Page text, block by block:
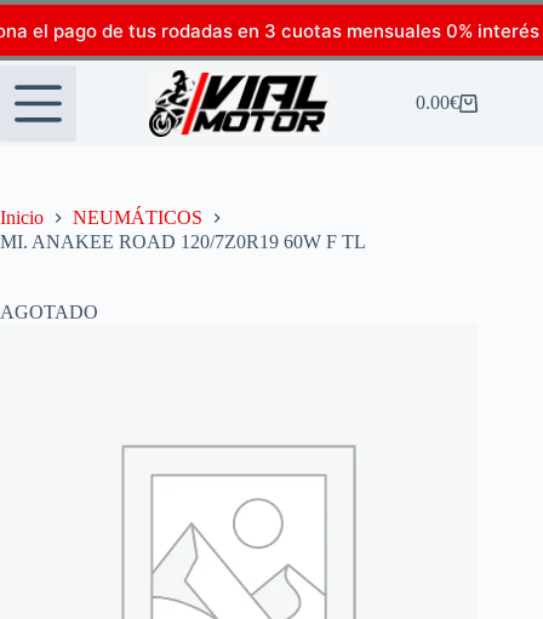
el pago de tus rodadas en 3 cuotas mensuales 0% interés
0.00€
Inicio
NEUMÁTICOS
MI. ANAKEE ROAD 120/7Z0R19 60W F TL
AGOTADO